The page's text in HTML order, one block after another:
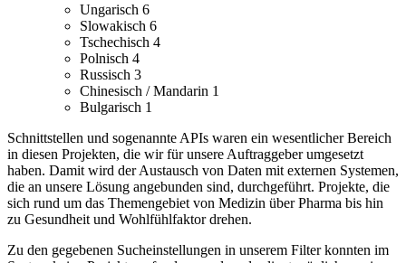
Ungarisch 6
Slowakisch 6
Tschechisch 4
Polnisch 4
Russisch 3
Chinesisch / Mandarin 1
Bulgarisch 1
Schnittstellen und sogenannte APIs waren ein wesentlicher Bereich
in diesen Projekten, die wir für unsere Auftraggeber umgesetzt
haben. Damit wird der Austausch von Daten mit externen Systemen,
die an unsere Lösung angebunden sind, durchgeführt. Projekte, die
sich rund um das Themengebiet von Medizin über Pharma bis hin
zu Gesundheit und Wohlfühlfaktor drehen.
Zu den gegebenen Sucheinstellungen in unserem Filter konnten im